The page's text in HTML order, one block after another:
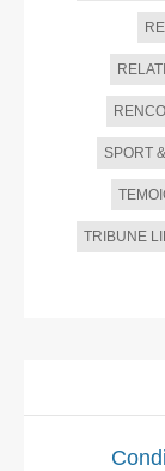
SPORT
TRIBUNE